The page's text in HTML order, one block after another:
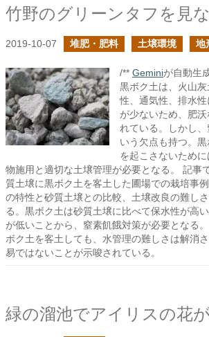
2019-10-07 堆肥・肥料 土壌環境 地
/** Geminiが自動生
黒ボク土は、火山
性、通気性、排水
が少ないため、肥
れている。しかし
いう欠点も持つ。
を起こさないため
物施用と適切な土壌管理が必要となる。 記事
質土壌に黒ボク土を客土した圃場での栽培事
の特性と砂質土壌との比較、土壌改良の難し
る。黒ボク土は砂質土壌に比べて保水性が高
が低いことから、窒素飢餓対策が必要となる
ボク土を客土しても、水管理の難しさは解消
易ではないことが示唆されている。
緑の溜池でアイリスの花